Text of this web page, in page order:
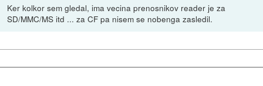
Ker kolkor sem gledal, ima vecina prenosnikov reader je za
SD/MMC/MS itd ... za CF pa nisem se nobenga zasledil.